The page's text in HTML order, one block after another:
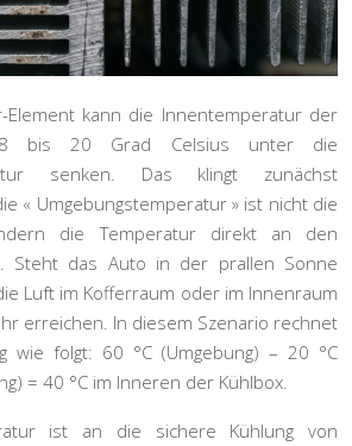
Element kann die Innentemperatur der
bis 20 Grad Celsius unter die
senken. Das klingt zunächst
« Umgebungstemperatur » ist nicht die
die Temperatur direkt an den
Steht das Auto in der prallen Sonne
Luft im Kofferraum oder im Innenraum
erreichen. In diesem Szenario rechnet
wie folgt: 60 °C (Umgebung) – 20 °C
= 40 °C im Inneren der Kühlbox.
ist an die sichere Kühlung von